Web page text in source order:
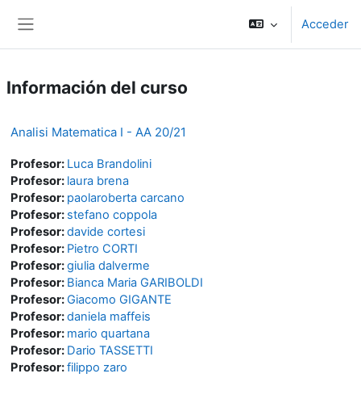
Acceder
Información del curso
Analisi Matematica I - AA 20/21
Profesor: Luca Brandolini
Profesor: laura brena
Profesor: paolaroberta carcano
Profesor: stefano coppola
Profesor:davide cortesi
Profesor: Pietro CORTI
Profesor:giulia dalverme
Profesor: Bianca Maria GARIBOLDI
Profesor:Giacomo GIGANTE
Profesor:daniela maffeis
Profesor: mario quartana
Profesor: Dario TASSETTI
Profesor:filippo zaro